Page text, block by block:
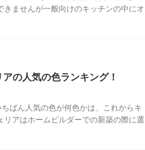
ませんが一般向けのキッチンの中にオ
の人気の色ランキング！
ばん人気の色が何色かは、これからキ
アはホームビルダーでの新築の際に選